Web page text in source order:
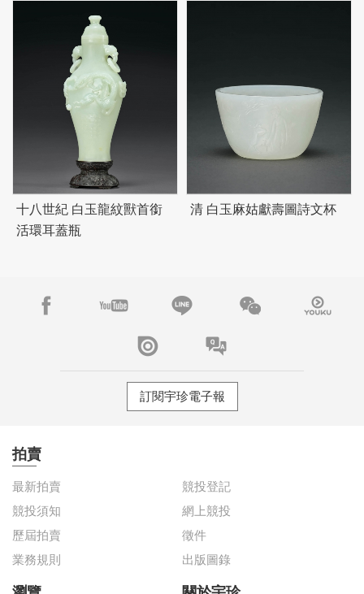
十八世紀 白玉龍紋獸首銜
活環耳蓋瓶
清 白玉麻姑獻壽圖詩文杯
訂閱宇珍電子報
拍賣
最新拍賣
競投登記
競投須知
網上競投
歷屆拍賣
徵件
業務規則
出版圖錄